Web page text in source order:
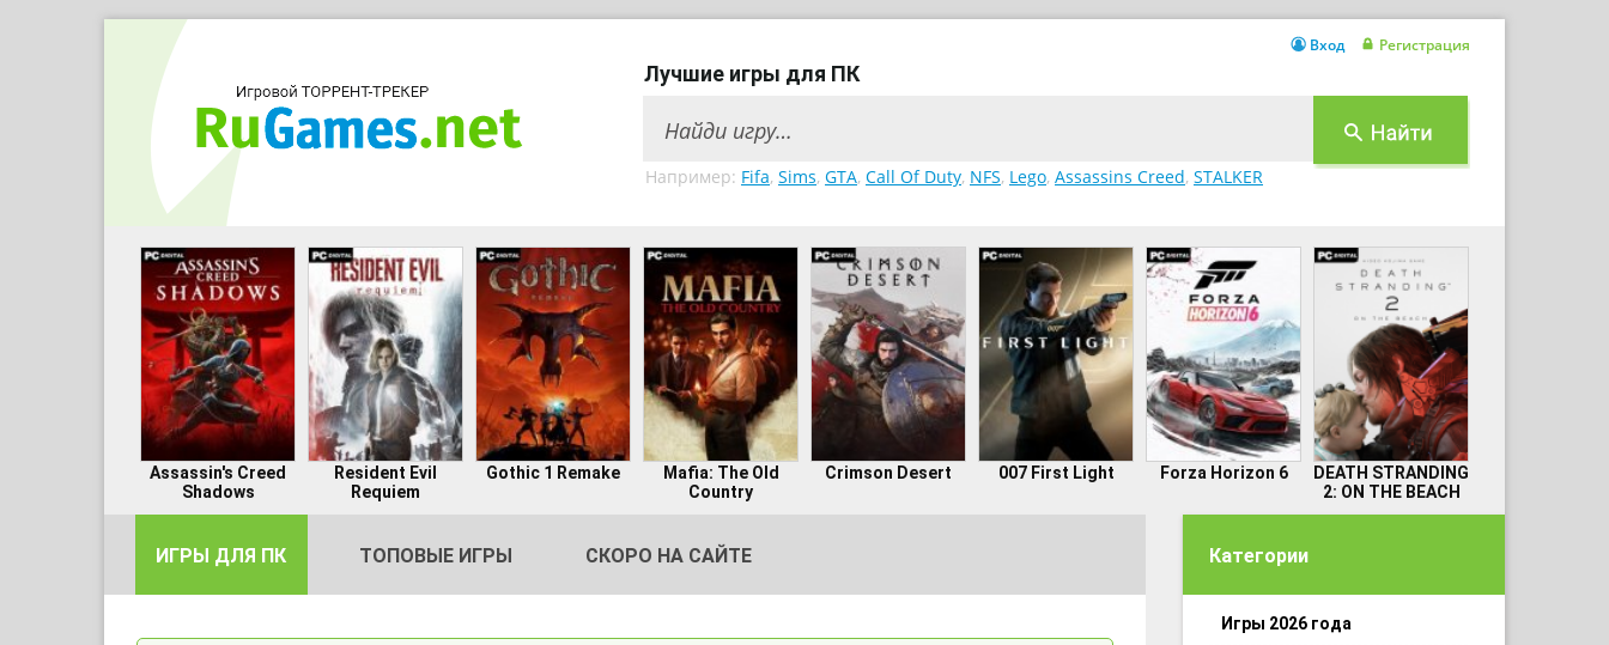
Лучшие игры для ПК
Например: Fifa, Sims, GTA, Call Of Duty, NFS, Lego, Assassins Creed, STALKER
Вход Регистрация
Assassin's Creed
Shadows
Resident Evil
Requiem
Gothic 1 Remake
Mafia: The Old
Country
Crimson Desert 007 First Light Forza Horizon 6
DEATH STRANDING
2: ON THE BEACH
ИГРЫ ДЛЯ ПК ТОПОВЫЕ ИГРЫ СКОРО НА САЙТЕ Категории
Игры 2026 года